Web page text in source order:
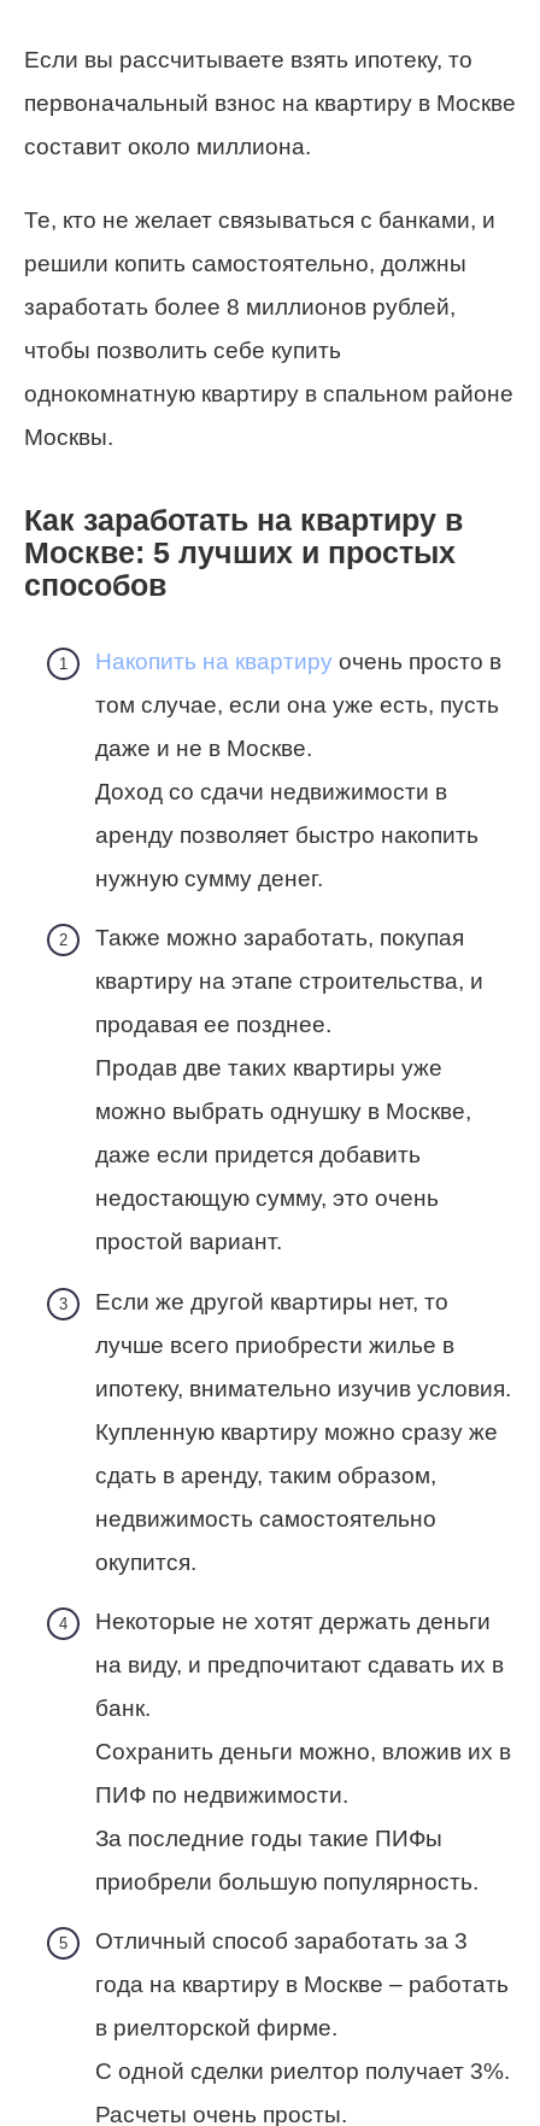
Если вы рассчитываете взять ипотеку, то
первоначальный взнос на квартиру в Москве
составит около миллиона.
Те, кто не желает связываться с банками, и
решили копить самостоятельно, должны
заработать более 8 миллионов рублей,
чтобы позволить себе купить
однокомнатную квартиру в спальном районе
Москвы.
Как заработать на квартиру в
Москве: 5 лучших и простых
способов
Накопить на квартиру очень просто в
том случае, если она уже есть, пусть
даже и не в Москве.
Доход со сдачи недвижимости в
аренду позволяет быстро накопить
нужную сумму денег.
Также можно заработать, покупая
квартиру на этапе строительства, и
продавая ее позднее.
Продав две таких квартиры уже
можно выбрать однушку в Москве,
даже если придется добавить
недостающую сумму, это очень
простой вариант.
Если же другой квартиры нет, то
лучше всего приобрести жилье в
ипотеку, внимательно изучив условия.
Купленную квартиру можно сразу же
сдать в аренду, таким образом,
недвижимость самостоятельно
окупится.
Некоторые не хотят держать деньги
на виду, и предпочитают сдавать их в
банк.
Сохранить деньги можно, вложив их в
ПИФ по недвижимости.
За последние годы такие ПИФы
приобрели большую популярность.
Отличный способ заработать за 3
года на квартиру в Москве – работать
в риелторской фирме.
С одной сделки риелтор получает 3%.
Расчеты очень просты.